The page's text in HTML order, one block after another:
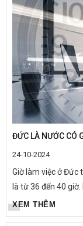
ĐỨC LÀ NƯỚC CÓ
24-10-2024
Giờ làm việc ở Đức toàn thời gian
là từ 36 đến 40
bảy hoặc tám giờ
XEM THÊM